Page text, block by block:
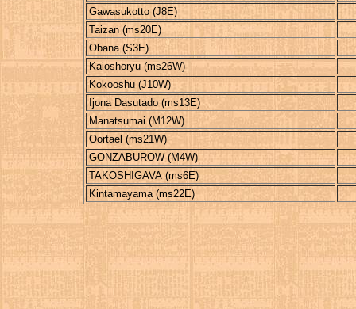
Gawasukotto (J8E)
Taizan (ms20E)
Obana (S3E)
Kaioshoryu (ms26W)
Kokooshu (J10W)
Ijona Dasutado (ms13E)
Manatsumai (M12W)
Oortael (ms21W)
GONZABUROW (M4W)
TAKOSHIGAVA (ms6E)
Kintamayama (ms22E)